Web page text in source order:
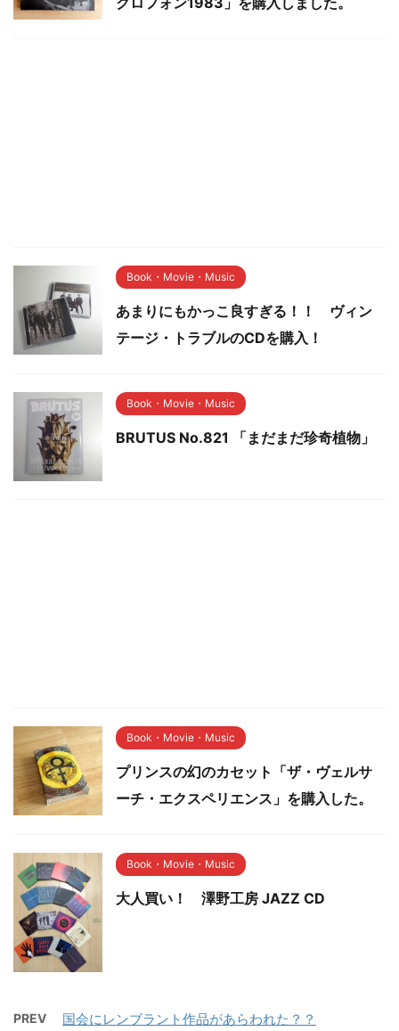
Book・Movie・Music
あまりにもかっこ良すぎる！！ ヴィン
テージ・トラブルのCDを購入！
Book・Movie・Music
BRUTUS No.821 「まだまだ珍奇植物」
Book・Movie・Music
プリンスの幻のカセット「ザ・ヴェルサ
ーチ・エクスペリエンス」を購入した。
Book・Movie・Music
大人買い！ 澤野工房 JAZZ CD
PREV 国会にレンブラント作品があらわれた？？